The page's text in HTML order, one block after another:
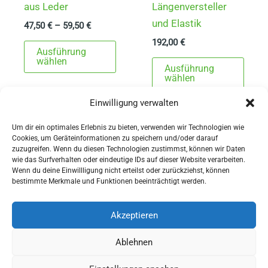
Einwilligung verwalten
Um dir ein optimales Erlebnis zu bieten, verwenden wir Technologien wie
Cookies, um Geräteinformationen zu speichern und/oder darauf
zuzugreifen. Wenn du diesen Technologien zustimmst, können wir Daten
wie das Surfverhalten oder eindeutige IDs auf dieser Website verarbeiten.
Wenn du deine Einwillligung nicht erteilst oder zurückziehst, können
bestimmte Merkmale und Funktionen beeinträchtigt werden.
Akzeptieren
Ablehnen
aus Leder
47,50€– 59,50€
Ausführung
wählen
Dieses
Varianten
auf.
Die
Optionen
können
der
Produktseite
gewählt
Längenversteller
und Elastik
192,00€
Ausführung
wählen
auf.
Die
der
AGBs
Widerrufsbelehrung